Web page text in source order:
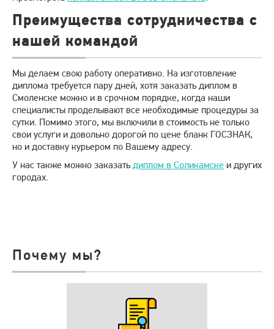
Преимущества сотрудничества с
нашей командой
Мы делаем свою работу оперативно. На изготовление
диплома требуется пару дней, хотя заказать диплом в
Смоленске можно и в срочном порядке, когда наши
специалисты проделывают все необходимые процедуры за
сутки. Помимо этого, мы включили в стоимость не только
свои услуги и довольно дорогой по цене бланк ГОСЗНАК,
но и доставку курьером по Вашему адресу.
У нас также можно заказатьдиплом в Соликамске и других
городах.
Почему мы?